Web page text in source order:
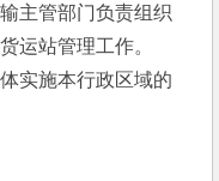
主管部门负责组织
运站管理工作。
实施本行政区域的